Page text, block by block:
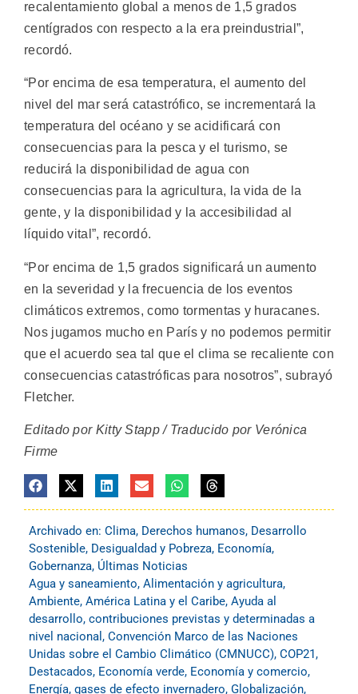
recalentamiento global a menos de 1,5 grados
centígrados con respecto a la era preindustrial”,
recordó.
“Por encima de esa temperatura, el aumento del
nivel del mar será catastrófico, se incrementará la
temperatura del océano y se acidificará con
consecuencias para la pesca y el turismo, se
reducirá la disponibilidad de agua con
consecuencias para la agricultura, la vida de la
gente, y la disponibilidad y la accesibilidad al
líquido vital”, recordó.
“Por encima de 1,5 grados significará un aumento
en la severidad y la frecuencia de los eventos
climáticos extremos, como tormentas y huracanes.
Nos jugamos mucho en París y no podemos permitir
que el acuerdo sea tal que el clima se recaliente con
consecuencias catastróficas para nosotros”, subrayó
Fletcher.
Editado por Kitty Stapp / Traducido por Verónica
Firme
Archivado en: Clima, Derechos humanos, Desarrollo
Sostenible, Desigualdad y Pobreza, Economía,
Gobernanza, Últimas Noticias
Agua y saneamiento, Alimentación y agricultura,
Ambiente, América Latina y el Caribe, Ayuda al
desarrollo, contribuciones previstas y determinadas a
nivel nacional , Convención Marco de las Naciones
Unidas sobre el Cambio Climático (CMNUCC), COP21,
Destacados, Economía verde, Economía y comercio,
Energía, gases de efecto invernadero, Globalización,